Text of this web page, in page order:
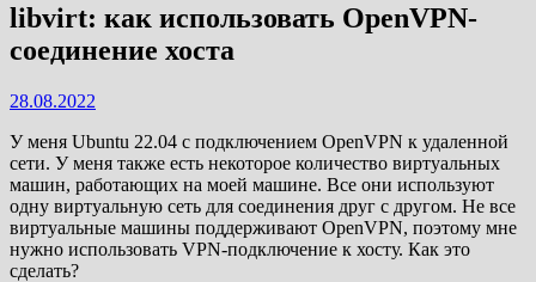
libvirt: как использовать OpenVPN-
соединение хоста
28.08.2022
У меня Ubuntu 22.04 с подключением OpenVPN к удаленной
сети. У меня также есть некоторое количество виртуальных
машин, работающих на моей машине. Все они используют
одну виртуальную сеть для соединения друг с другом. Не все
виртуальные машины поддерживают OpenVPN, поэтому мне
нужно использовать VPN-подключение к хосту. Как это
сделать?